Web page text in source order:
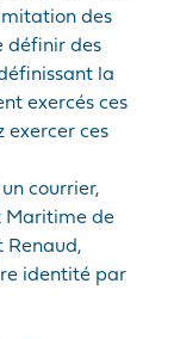
des
définir des
la
exercés ces
exercer ces
courrier,
Maritime de
Renaud,
identité par